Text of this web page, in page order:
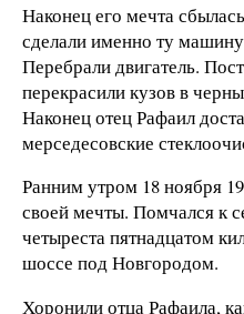
Наконец его мечта
сделали именно ту
Перебрали двигатель.
перекрасили кузов в
Наконец отец Рафаил
мерседесовские
Ранним утром 18 ноября
своей мечты. Помчался к
четыреста пятнадцатом
шоссе под Новгородом.
Хоронили отца Рафаила,